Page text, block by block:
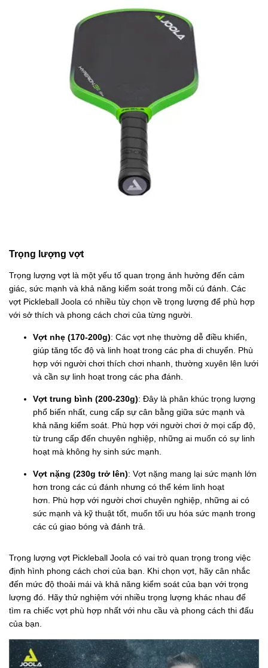
Trọng lượng vợt
Trọng lượng vợt là một yếu tố quan trọng ảnh hưởng đến cảm
giác, sức mạnh và khả năng kiểm soát trong mỗi cú đánh. Các
vợt Pickleball Joola có nhiều tùy chọn về trọng lượng để phù hợp
với sở thích và phong cách chơi của từng người.
Vợt nhẹ (170-200g): Các vợt nhẹ thường dễ điều khiển,
giúp tăng tốc độ và linh hoạt trong các pha di chuyển. Phù
hợp với người chơi thích chơi nhanh, thường xuyên lên lưới
và cần sự linh hoạt trong các pha đánh.
Vợt trung bình (200-230g): Đây là phân khúc trọng lượng
phổ biến nhất, cung cấp sự cân bằng giữa sức mạnh và
khả năng kiểm soát. Phù hợp với người chơi ở mọi cấp độ,
từ trung cấp đến chuyên nghiệp, những ai muốn có sự linh
hoạt mà không hy sinh sức mạnh.
Vợt nặng (230g trở lên): Vợt nặng mang lại sức mạnh lớn
hơn trong các cú đánh nhưng có thể kém linh hoạt
hơn. Phù hợp với người chơi chuyên nghiệp, những ai có
sức mạnh và kỹ thuật tốt, muốn tối ưu hóa sức mạnh trong
các cú giao bóng và đánh trả.
Trọng lượng vợt Pickleball Joola có vai trò quan trọng trong việc
định hình phong cách chơi của bạn. Khi chọn vợt, hãy cân nhắc
đến mức độ thoải mái và khả năng kiểm soát của bạn với trọng
lượng đó. Hãy thử nghiệm với nhiều trọng lượng khác nhau để
tìm ra chiếc vợt phù hợp nhất với nhu cầu và phong cách thi đấu
của bạn.